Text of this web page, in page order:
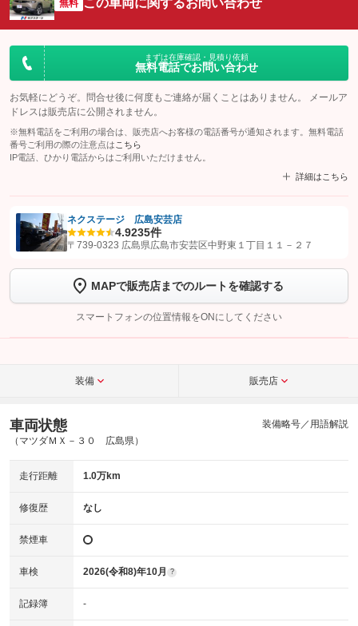
無料 この車両に関するお問い合わせ
まずは在庫確認・見積り依頼
無料電話でお問い合わせ
お気軽にどうぞ。問合せ後に何度もご連絡が届くことはありません。 メールア
ドレスは販売店に公開されません。
※無料電話をご利用の場合は、販売店へお客様の電話番号が通知されます。無料電話
番号ご利用の際の注意点は こちら
IP電話、ひかり電話からはご利用いただけません。
詳細はこちら
【STEP1】認証画面でグーネットを友だち追加してから「許可する」ボタンを押
トーク画面で
ボタンをタップして問い合わせを
完了してください。
こちら
ネクステージ 広島安芸店
4.9235件
〒739-0323 広島県広島市安芸区中野東１丁目１１－２７
MAPで販売店までのルートを確認する
スマートフォンの位置情報をONにしてください
装備 販売店
車両状態
（マツダＭＸ－３０ 広島県）
装備略号／用語解説
走行距離 1.0万km
修復歴 なし
禁煙車
車検 2026(令和8)年10月 ?
記録簿 -